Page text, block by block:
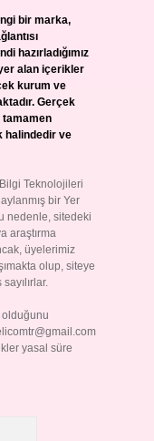
bir marka,
hazırladığımız
alan içerikler
kurum ve
Gerçek
halindedir ve
Teknolojileri
bir Yer
nedenle, sitedeki
araştırma
üyelerimiz
olup, siteye
olduğunu
yasal süre